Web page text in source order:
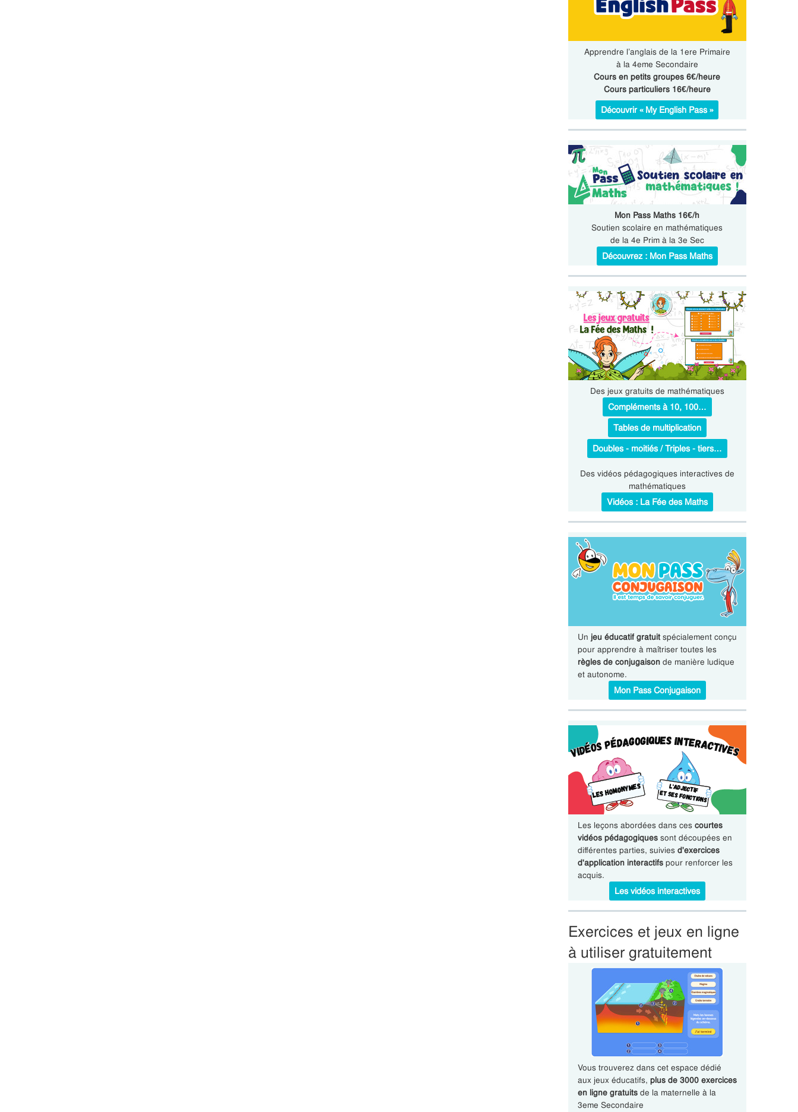
Apprendre l’anglais de la 1ere Primaire
à la 4eme Secondaire
Cours en petits groupes 6€/heure
Cours particuliers 16€/heure
Découvrir « My English Pass »
Mon Pass Maths 16€/h
Soutien scolaire en mathématiques
de la 4e Prim à la 3e Sec
Découvrez : Mon Pass Maths
Des jeux gratuits de mathématiques
Compléments à 10, 100…
Tables de multiplication
Doubles - moitiés / Triples - tiers…
Des vidéos pédagogiques interactives de
mathématiques
Vidéos : La Fée des Maths
Un jeu éducatif gratuitspécialement conçu
pour apprendre à maîtriser toutes les
règles de conjugaisonde manière ludique
et autonome.
Mon Pass Conjugaison
Les leçons abordées dans ces courtes
vidéos pédagogiquessont découpées en
différentes parties, suivies d'exercices
d'application interactifspour renforcer les
acquis.
Les vidéos interactives
Exercices et jeux en ligne
à utiliser gratuitement
Vous trouverez dans cet espace dédié
aux jeux éducatifs, plus de 3000 exercices
en ligne gratuitsde la maternelle à la
3eme Secondaire